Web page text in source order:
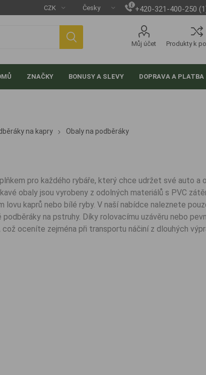
+420-321-400-250
Můj účet Produkty k
ZNAČKY BONUSY A SLEVY DOPRAVA A PLATBA
na kapry Obaly na podběráky
pro každého rybáře, který chce udržet své auto
obaly jsou vyrobeny z odolných materiálů s PVC
lovu kaprů nebo bílé ryby. V naší nabídce naleznete
na pstruhy. Díky rolovacímu uzávěru nebo
oceníte zejména při transportu náčiní z dlouhých